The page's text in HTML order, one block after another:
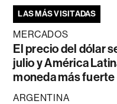
LAS MÁS VISITADAS
MERCADOS
El precio del dólar
julio y América
moneda más
ARGENTINA